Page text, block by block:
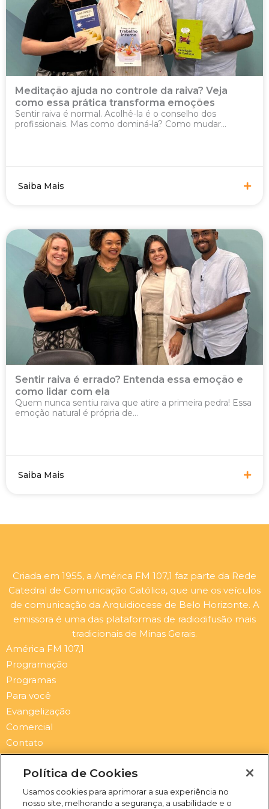
Meditação ajuda no controle da raiva? Veja
como essa prática transforma emoções
Sentir raiva é normal. Acolhê-la é o conselho dos
profissionais. Mas como dominá-la? Como mudar...
Saiba Mais
Sentir raiva é errado? Entenda essa emoção e
como lidar com ela
Quem nunca sentiu raiva que atire a primeira pedra! Essa
emoção natural é própria de...
Saiba Mais
Criada em 1955, a América FM 107,1 faz parte da Rede
Catedral de Comunicação Católica, que une os veículos
de comunicação da Arquidiocese de Belo Horizonte. A
emissora é uma das plataformas de radiodifusão mais
tradicionais de Minas Gerais.
América FM 107,1
Programação
Programas
Para você
Evangelização
Comercial
Contato
Newsletter
Email Submit
Política de Cookies
Usamos cookies para aprimorar a sua experiência no
nosso site, melhorando a segurança, a usabilidade e o